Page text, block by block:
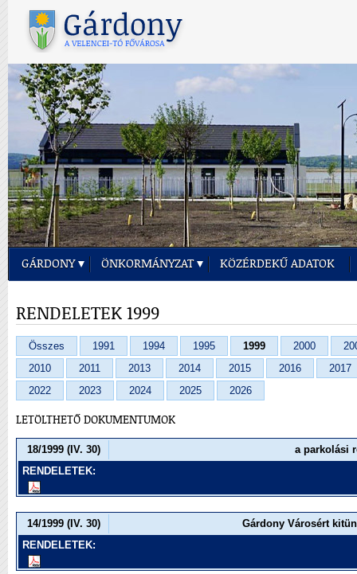
GÁRDONY ÖNKORMÁNYZAT KÖZÉRDEKŰ ADATOK
RENDELETEK 1999
Összes 1991 1994 1995 1999 2000
2010
2011 2013 2014 2015 2016
2017
2022
2023 2024 2025 2026
LETÖLTHETŐ DOKUMENTUMOK
18/1999 (IV. 30)
a parkolási
RENDELETEK:
14/1999 (IV. 30)
Gárdony Városért
RENDELETEK: